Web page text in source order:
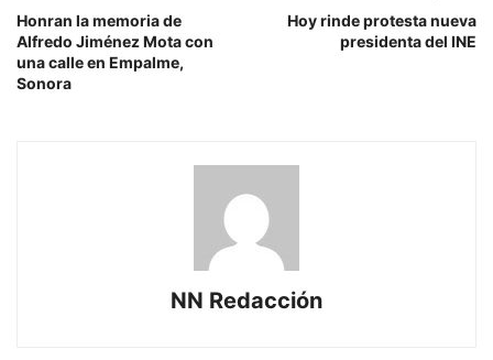
Honran la memoria de
Alfredo Jiménez Mota con
una calle en Empalme,
Sonora
Hoy rinde protesta nueva
presidenta del INE
NN Redacción